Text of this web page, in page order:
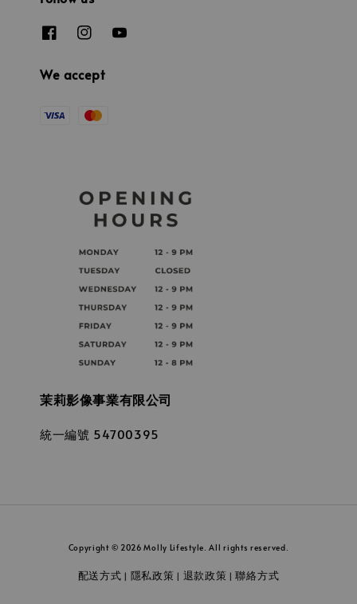
We accept
茉莉影像事業有限公司
統一編號 54700395
Copyright © 2026 Molly Lifestyle. All rights reserved.
配送方式 | 隱私政策 | 退款政策 |聯絡方式